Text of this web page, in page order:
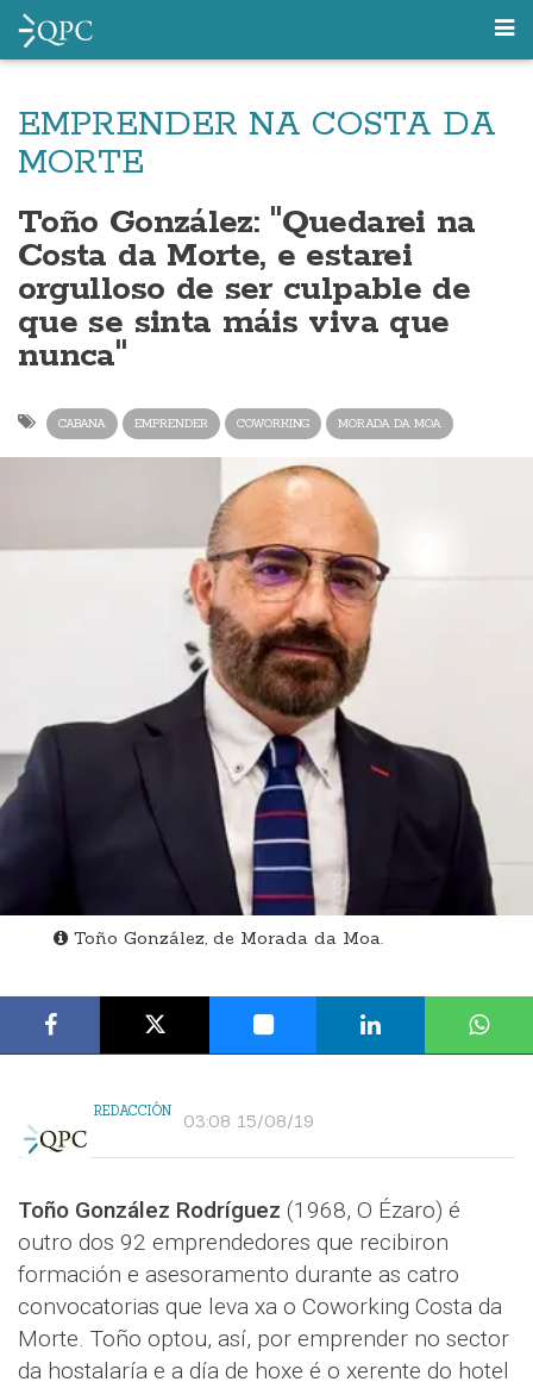
EMPRENDER NA COSTA DA
MORTE
Toño González: "Quedarei na
Costa da Morte, e estarei
orgulloso de ser culpable de
que se sinta máis viva que
nunca"
CABANA EMPRENDER COWORKING MORADA DA MOA
Toño González, de Morada da Moa.
REDACCIÓN 03:08 15/08/19
Toño González Rodríguez (1968, O Ézaro) é
outro dos 92 emprendedores que recibiron
formación e asesoramento durante as catro
convocatorias que leva xa o Coworking Costa da
Morte. Toño optou, así, por emprender no sector
da hostalaría e a día de hoxe é o xerente do hotel